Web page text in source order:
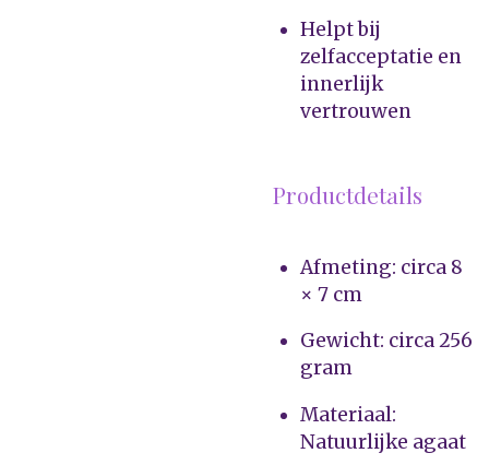
Helpt bij
zelfacceptatie en
innerlijk
vertrouwen
Productdetails
Afmeting: circa 8
× 7 cm
Gewicht: circa 256
gram
Materiaal:
Natuurlijke agaat